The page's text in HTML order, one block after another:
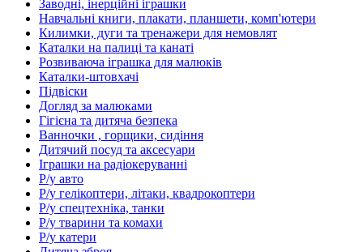
Заводні, інерційні іграшки
Навчальні книги, плакати, планшети, комп'ютери
Килимки, дуги та тренажери для немовлят
Каталки на палиці та канаті
Розвиваюча іграшка для малюків
Каталки-штовхачі
Підвіски
Догляд за малюками
Гігієна та дитяча безпека
Ванночки , горщики, сидіння
Дитячий посуд та аксесуари
Іграшки на радіокеруванні
Р/у авто
Р/у гелікоптери, літаки, квадрокоптери
Р/у спецтехніка, танки
Р/у тварини та комахи
Р/у катери